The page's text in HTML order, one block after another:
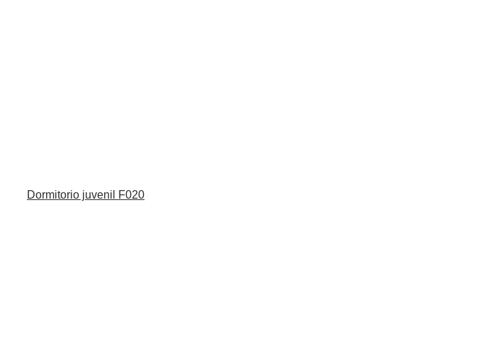
Dormitorio juvenil F020